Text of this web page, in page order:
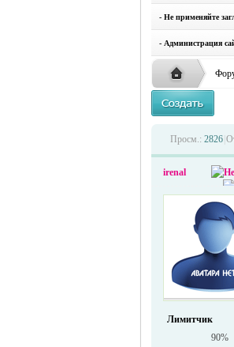
- Не применяйте
- Администрация
Русская
жизнь и
›
Просм.: 2826
irenal
Лимитчик
90%